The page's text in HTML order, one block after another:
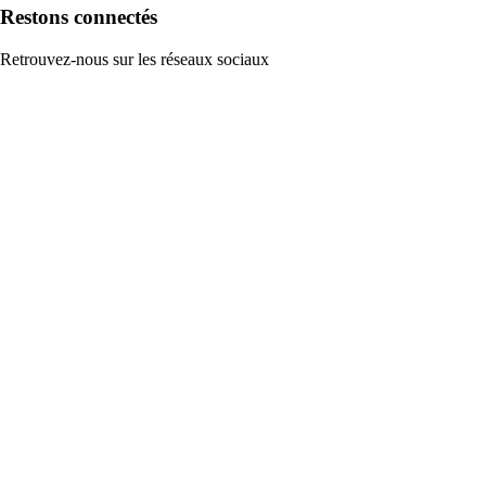
Restons connectés
Retrouvez-nous sur les réseaux sociaux